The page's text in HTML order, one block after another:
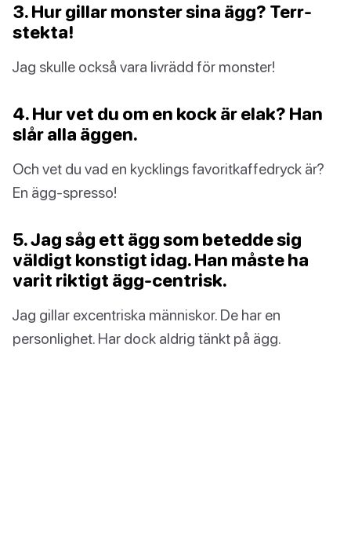
3. Hur gillar monster sina ägg? Terr-
stekta!
Jag skulle också vara livrädd för monster!
4. Hur vet du om en kock är elak? Han
slår alla äggen.
Och vet du vad en kycklings favoritkaffedryck är?
En ägg-spresso!
5. Jag såg ett ägg som betedde sig
väldigt konstigt idag. Han måste ha
varit riktigt ägg-centrisk.
Jag gillar excentriska människor. De har en
personlighet. Har dock aldrig tänkt på ägg.